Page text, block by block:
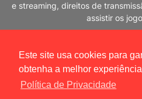
Este site usa cookies para
obtenha a melhor
Política de Privacidade
e streaming, direitos de
assistir os